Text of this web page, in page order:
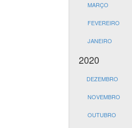
MARÇO
FEVEREIRO
JANEIRO
2020
DEZEMBRO
NOVEMBRO
OUTUBRO